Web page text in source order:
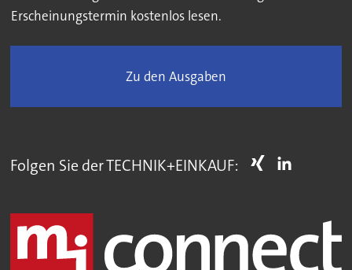
Erscheinungstermin kostenlos lesen.
Zu den Ausgaben
Folgen Sie der TECHNIK+EINKAUF: